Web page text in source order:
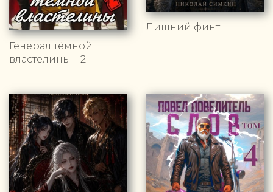
Генерал тёмной
властелины – 2
Лишний финт